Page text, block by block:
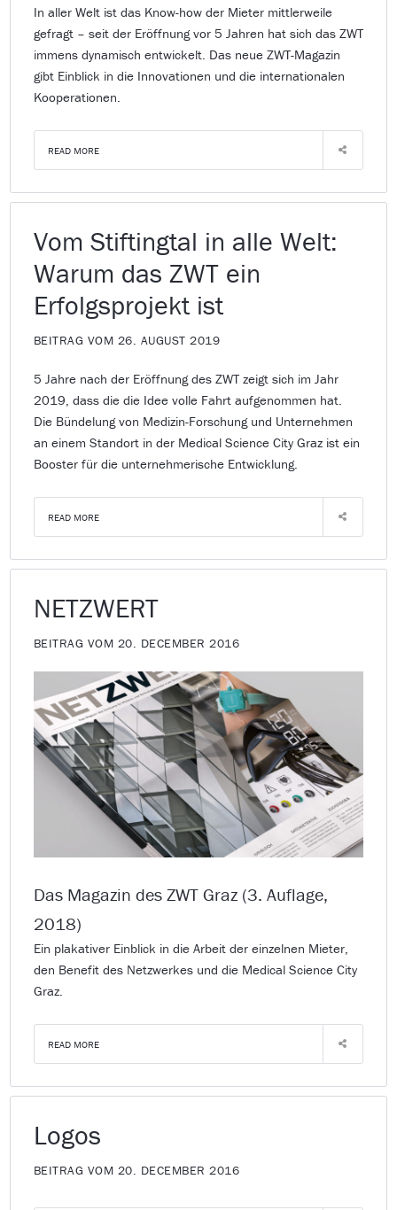
In aller Welt ist das Know-how der Mieter mittlerweile
gefragt – seit der Eröffnung vor 5 Jahren hat sich das ZWT
immens dynamisch entwickelt. Das neue ZWT-Magazin
gibt Einblick in die Innovationen und die internationalen
Kooperationen.
READ MORE
Vom Stiftingtal in alle Welt:
Warum das ZWT ein
Erfolgsprojekt ist
BEITRAG VOM 26. AUGUST 2019
5 Jahre nach der Eröffnung des ZWT zeigt sich im Jahr
2019, dass die die Idee volle Fahrt aufgenommen hat.
Die Bündelung von Medizin-Forschung und Unternehmen
an einem Standort in der Medical Science City Graz ist ein
Booster für die unternehmerische Entwicklung.
READ MORE
NETZWERT
BEITRAG VOM 20. DECEMBER 2016
Das Magazin des ZWT Graz (3. Auflage,
2018)
Ein plakativer Einblick in die Arbeit der einzelnen Mieter,
den Benefit des Netzwerkes und die Medical Science City
Graz.
READ MORE
Logos
BEITRAG VOM 20. DECEMBER 2016